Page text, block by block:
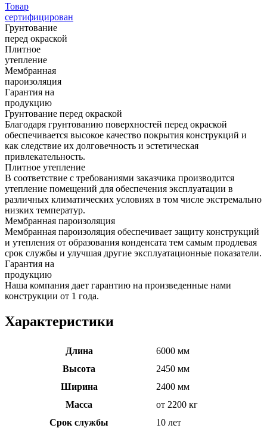
Товар
сертифицирован
Грунтование
перед окраской
Плитное
утепление
Мембранная
пароизоляция
Гарантия на
продукцию
Грунтование перед окраской
Благодаря грунтованию поверхностей перед окраской
обеспечивается высокое качество покрытия конструкций и
как следствие их долговечность и эстетическая
привлекательность.
Плитное утепление
В соответствие с требованиями заказчика производится
утепление помещений для обеспечения эксплуатации в
различных климатических условиях в том числе экстремально
низких температур.
Мембранная пароизоляция
Мембранная пароизоляция обеспечивает защиту конструкций
и утепления от образования конденсата тем самым продлевая
срок службы и улучшая другие эксплуатационные показатели.
Гарантия на
продукцию
Наша компания дает гарантию на произведенные нами
конструкции от 1 года.
Характеристики
Длина
6000 мм
Высота
2450 мм
Ширина
2400 мм
Масса
от 2200 кг
Срок службы
10 лет